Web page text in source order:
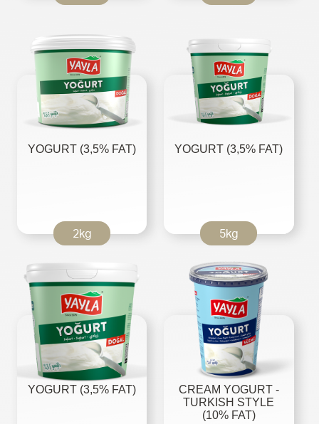
YOGURT (3,5% FAT)
2kg
YOGURT (3,5% FAT)
5kg
YOGURT (3,5% FAT)
CREAM YOGURT -
TURKISH STYLE
(10% FAT)